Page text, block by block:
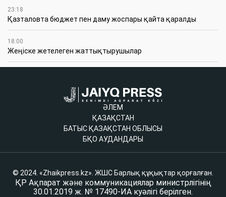
23:18
Қазталовта бюджет пен даму жоспары қайта қаралды
18:00
Жеңіске жетелеген жаттықтырушылар
ӘЛЕМ
ҚАЗАҚСТАН
БАТЫС ҚАЗАҚСТАН ОБЛЫСЫ
БҚО АУДАНДАРЫ
© 2024. «Zhaikpress.kz». ЖШС Барлық құқықтар қорғалған.
ҚР Ақпарат және коммуникациялар министрлігінің
30.01.2019 ж. № 17490-ИА куәлігі берілген.